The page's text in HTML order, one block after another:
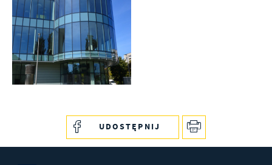
UDOSTĘPNIJ